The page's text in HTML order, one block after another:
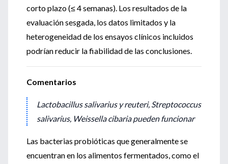
corto plazo (≤ 4 semanas). Los resultados de la
evaluación sesgada, los datos limitados y la
heterogeneidad de los ensayos clínicos incluidos
podrían reducir la fiabilidad de las conclusiones.
Comentarios
Lactobacillus salivarius y reuteri, Streptococcus
salivarius, Weissella cibaria pueden funcionar
Las bacterias probióticas que generalmente se
encuentran en los alimentos fermentados, como el